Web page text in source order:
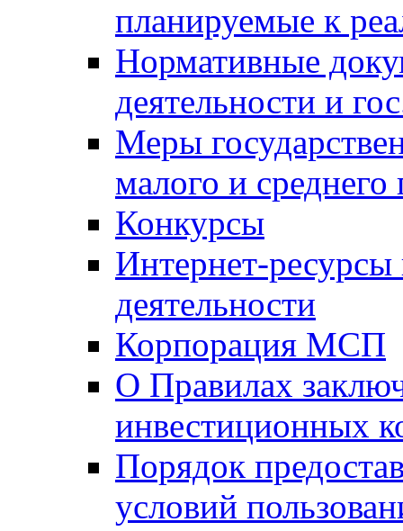
планируемые к
Нормативные
деятельности и
Меры
малого и среднего
Конкурсы
Интернет-
деятельности
Корпорация МСП
О Правилах
инвестиционных
Порядок
условий